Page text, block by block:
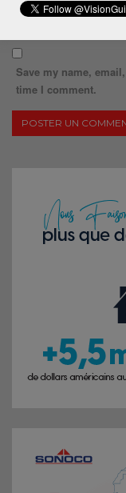
Save my name,
time I comment.